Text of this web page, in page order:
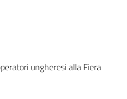
ungheresi alla Fiera